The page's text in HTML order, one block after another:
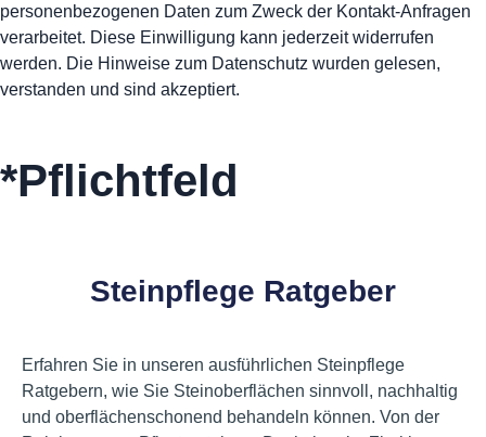
personenbezogenen Daten zum Zweck der Kontakt-Anfragen
verarbeitet. Diese Einwilligung kann jederzeit widerrufen
werden. Die Hinweise zum Datenschutz wurden gelesen,
verstanden und sind akzeptiert.
*Pflichtfeld
Steinpflege Ratgeber
Erfahren Sie in unseren ausführlichen Steinpflege
Ratgebern, wie Sie Steinoberflächen sinnvoll, nachhaltig
und oberflächenschonend behandeln können. Von der